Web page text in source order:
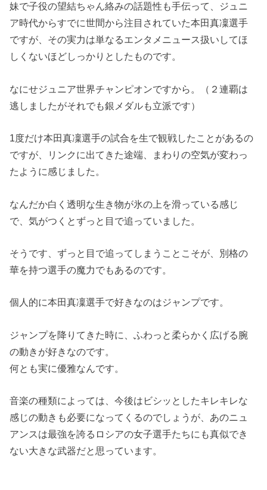
妹で子役の望結ちゃん絡みの話題性も手伝って、ジュニ
ア時代からすでに世間から注目されていた本田真凜選手
ですが、その実力は単なるエンタメニュース扱いしてほ
しくないほどしっかりとしたものです。
なにせジュニア世界チャンピオンですから。（２連覇は
逃しましたがそれでも銀メダルも立派です）
1度だけ本田真凜選手の試合を生で観戦したことがあるの
ですが、リンクに出てきた途端、まわりの空気が変わっ
たように感じました。
なんだか白く透明な生き物が氷の上を滑っている感じ
で、気がつくとずっと目で追っていました。
そうです、ずっと目で追ってしまうことこそが、別格の
華を持つ選手の魔力でもあるのです。
個人的に本田真凜選手で好きなのはジャンプです。
ジャンプを降りてきた時に、ふわっと柔らかく広げる腕
の動きが好きなのです。
何とも実に優雅なんです。
音楽の種類によっては、今後はビシッとしたキレキレな
感じの動きも必要になってくるのでしょうが、あのニュ
アンスは最強を誇るロシアの女子選手たちにも真似でき
ない大きな武器だと思っています。